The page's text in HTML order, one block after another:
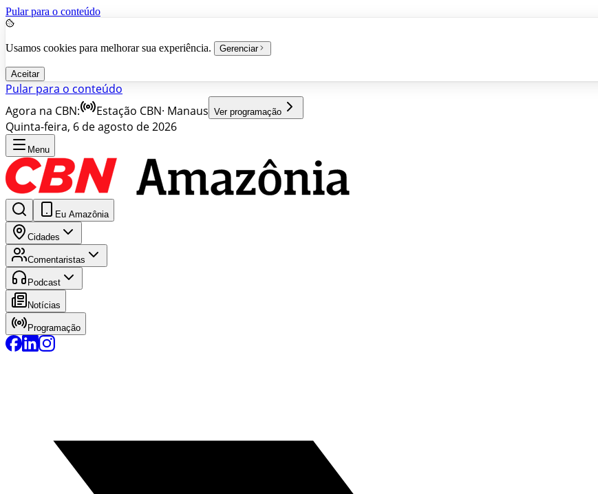
Pular para o conteúdo
Usamos cookies para melhorar sua experiência. Gerenciar
Aceitar
Pular para o conteúdo
Agora na CBN:
Estação CBN· Manaus Ver programação
Quinta-feira, 6 de agosto de 2026
Menu
Eu Amazônia
Cidades
Comentaristas
Podcast
Notícias
Programação